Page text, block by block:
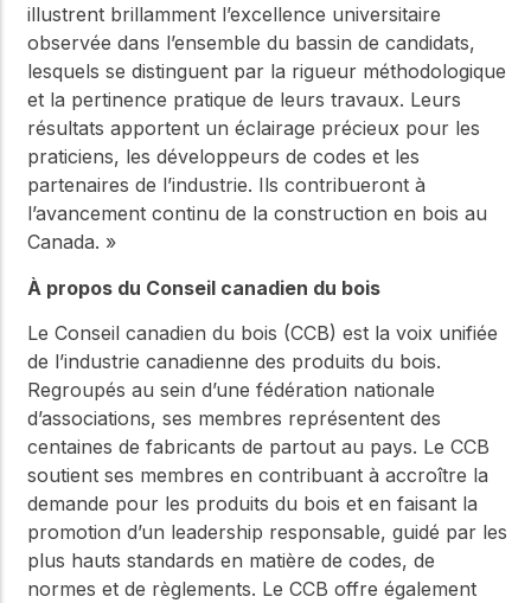
illustrent brillamment l’excellence universitaire
observée dans l’ensemble du bassin de candidats,
lesquels se distinguent par la rigueur méthodologique
et la pertinence pratique de leurs travaux. Leurs
résultats apportent un éclairage précieux pour les
praticiens, les développeurs de codes et les
partenaires de l’industrie. Ils contribueront à
l’avancement continu de la construction en bois au
Canada. »
À propos du Conseil canadien du bois
Le Conseil canadien du bois (CCB) est la voix unifiée
de l’industrie canadienne des produits du bois.
Regroupés au sein d’une fédération nationale
d’associations, ses membres représentent des
centaines de fabricants de partout au pays. Le CCB
soutient ses membres en contribuant à accroître la
demande pour les produits du bois et en faisant la
promotion d’un leadership responsable, guidé par les
plus hauts standards en matière de codes, de
normes et de règlements. Le CCB offre également